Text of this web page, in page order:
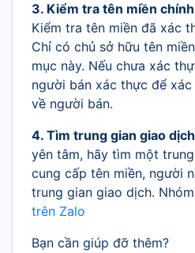
3. Kiểm tra tên miền
Kiểm tra tên miền đã xác
Chỉ có chủ sở hữu tên
mục này. Nếu chưa xác
người bán xác thực để
về người bán.
4. Tìm trung gian giao
yên tâm, hãy tìm một
cung cấp tên miền, người
trung gian giao dịch. Nhóm
trên Zalo
Bạn cần giúp đỡ thêm?